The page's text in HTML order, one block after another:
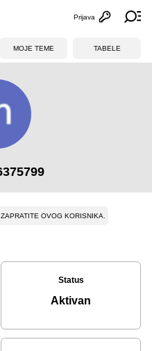
Otvori
Prijava
MOJE TEME TABELE
OVOG KORISNIKA.
Status
Aktivan